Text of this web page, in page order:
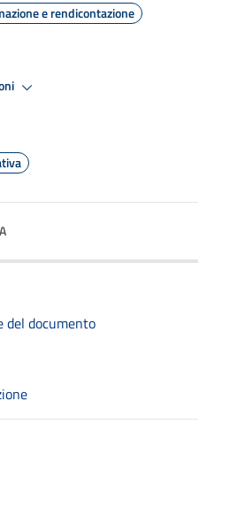
e rendicontazione
del documento